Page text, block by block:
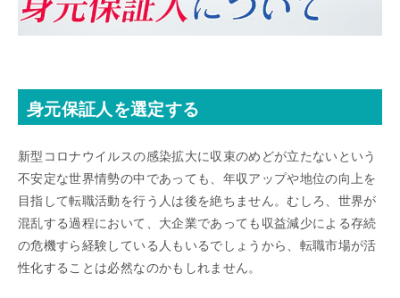
身元保証人を選定する
新型コロナウイルスの感染拡大に収束のめどが立たないという
不安定な世界情勢の中であっても、年収アップや地位の向上を
目指して転職活動を行う人は後を絶ちません。むしろ、世界が
混乱する過程において、大企業であっても収益減少による存続
の危機すら経験している人もいるでしょうから、転職市場が活
性化することは必然なのかもしれません。